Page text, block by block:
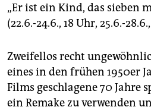
„Er ist ein Kind, das sieben
(22.6.-24.6., 18 Uhr, 25.6.-
Zweifellos recht
eines in den frühen 1950er
Films geschlagene 70 Jahre
ein Remake zu verwenden